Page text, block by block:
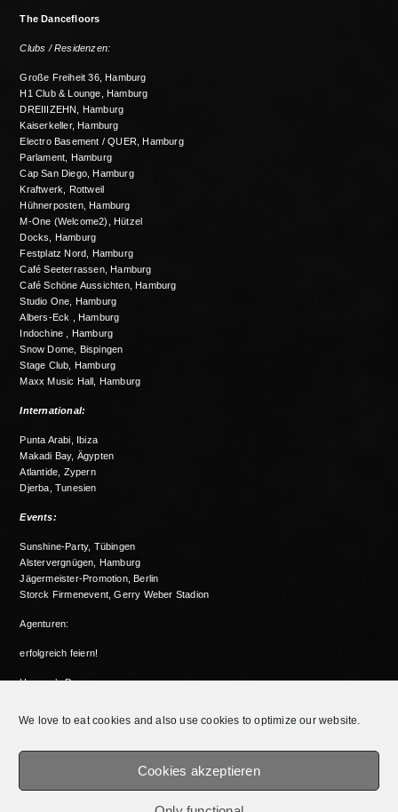
We love to eat cookies and also use cookies to optimize our website.
Cookies akzeptieren
The Dancefloors
Clubs / Residenzen:
Große Freiheit 36, Hamburg
H1 Club & Lounge, Hamburg
DREIIIZEHN, Hamburg
Kaiserkeller, Hamburg
Electro Basement / QUER, Hamburg
Parlament, Hamburg
Cap San Diego, Hamburg
Kraftwerk, Rottweil
Hühnerposten, Hamburg
M-One (Welcome2), Hützel
Docks, Hamburg
Festplatz Nord, Hamburg
Café Seeterrassen, Hamburg
Café Schöne Aussichten, Hamburg
Studio One, Hamburg
Albers-Eck , Hamburg
Indochine , Hamburg
Snow Dome, Bispingen
Stage Club, Hamburg
Maxx Music Hall, Hamburg
International:
Punta Arabi, Ibiza
Makadi Bay, Ägypten
Atlantide, Zypern
Djerba, Tunesien
Events:
Sunshine-Party, Tübingen
Alstervergnügen, Hamburg
Jägermeister-Promotion, Berlin
Storck Firmenevent, Gerry Weber Stadion
Agenturen:
erfolgreich feiern!
Heaven’s Door